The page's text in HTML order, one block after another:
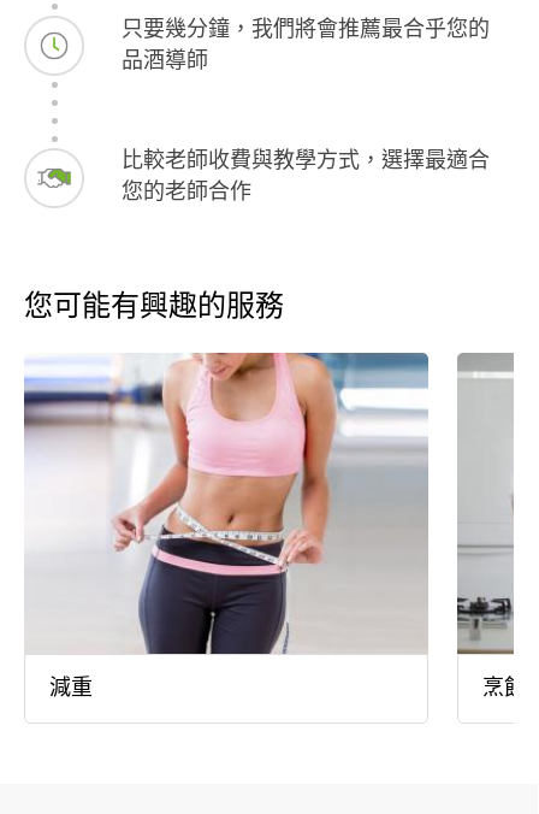
只要幾分鐘，我們將會推薦最合乎您的
品酒導師
比較老師收費與教學方式，選擇最適合
您的老師合作
您可能有興趣的服務
減重 烹飪